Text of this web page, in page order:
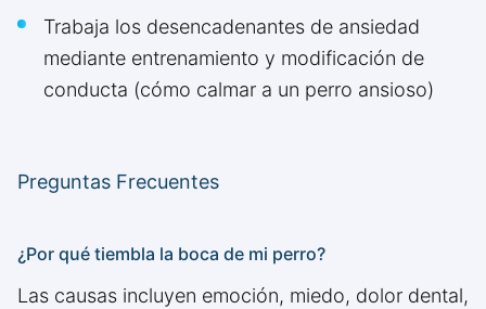
Trabaja los desencadenantes de ansiedad
mediante entrenamiento y modificación de
conducta (cómo calmar a un perro ansioso)
Preguntas Frecuentes
¿Por qué tiembla la boca de mi perro?
Las causas incluyen emoción, miedo, dolor dental,